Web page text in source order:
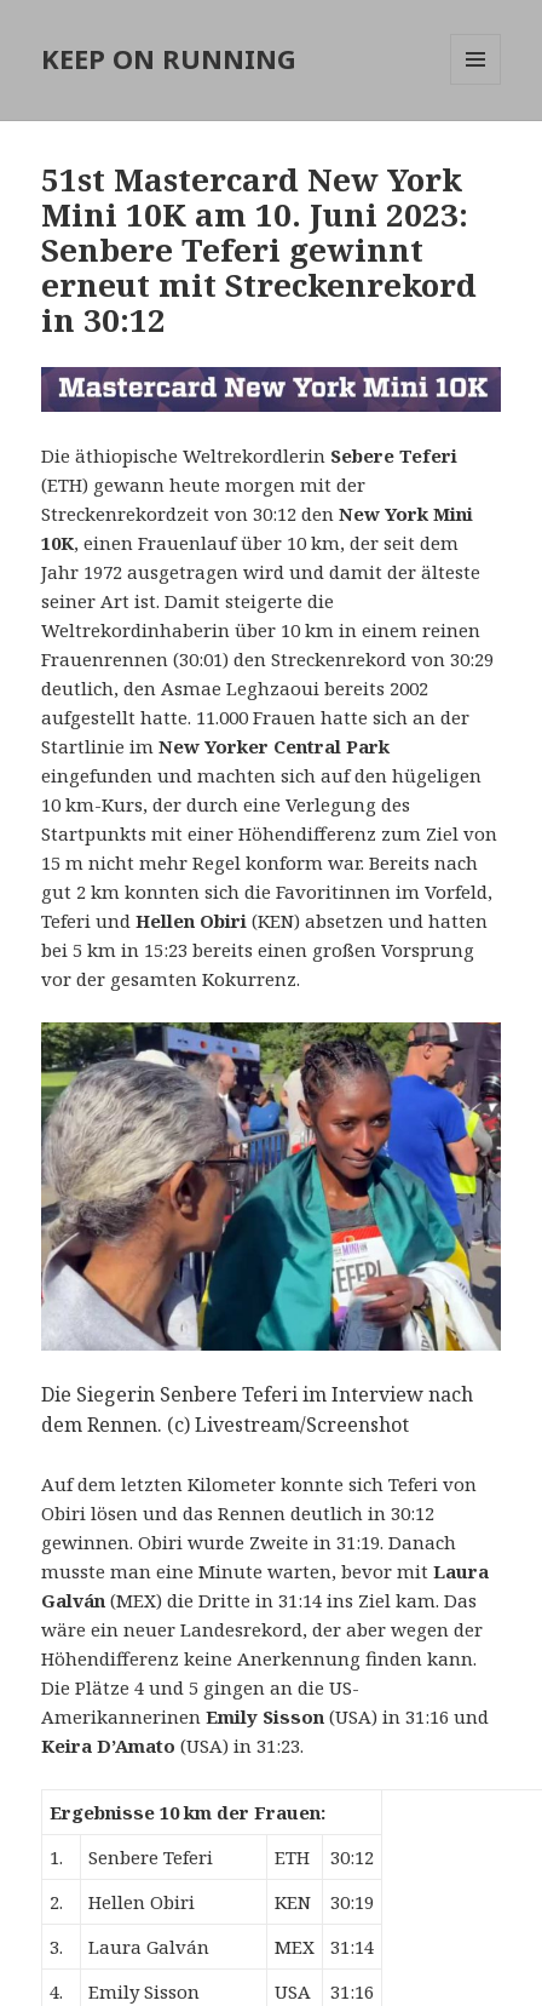
KEEP ON RUNNING
51st Mastercard New York
Mini 10K am 10. Juni 2023:
Senbere Teferi gewinnt
erneut mit Streckenrekord
in 30:12
Die äthiopische Weltrekordlerin Sebere Teferi
(ETH) gewann heute morgen mit der
Streckenrekordzeit von 30:12 denNew York Mini
10K, einen Frauenlauf über 10 km, der seit dem
Jahr 1972 ausgetragen wird und damit der älteste
seiner Art ist.Damit steigerte die
Weltrekordinhaberin über 10 km in einem reinen
Frauenrennen (30:01) den Streckenrekord von 30:29
deutlich, den Asmae Leghzaoui bereits 2002
aufgestellt hatte. 11.000 Frauen hatte sich an der
Startlinie imNew Yorker Central Park
eingefunden und machten sich auf den hügeligen
10 km-Kurs, der durch eine Verlegung des
Startpunkts mit einer Höhendifferenz zum Ziel von
15 m nicht mehr Regel konform war. Bereits nach
gut 2 km konnten sich die Favoritinnen im Vorfeld,
Teferi undHellen Obiri (KEN) absetzen und hatten
bei 5 km in 15:23 bereits einen großen Vorsprung
vor der gesamten Kokurrenz.
Die Siegerin Senbere Teferi im Interview nach
dem Rennen. (c) Livestream/Screenshot
Auf dem letzten Kilometer konnte sich Teferi von
Obiri lösen und das Rennen deutlich in 30:12
gewinnen. Obiri wurde Zweite in 31:19. Danach
musste man eine Minute warten, bevor mitLaura
Galván (MEX) die Dritte in 31:14 ins Ziel kam. Das
wäre ein neuer Landesrekord, der aber wegen der
Höhendifferenz keine Anerkennung finden kann.
Die Plätze 4 und 5 gingen an die US-
AmerikannerinenEmily Sisson (USA) in 31:16 und
Keira D’Amato (USA) in 31:23.
Ergebnisse 10 km der Frauen:
1.
Senbere Teferi ETH
30:12
2.
Hellen Obiri KEN
30:19
3.
Laura Galván MEX
31:14
4.
Emily Sisson USA
31:16